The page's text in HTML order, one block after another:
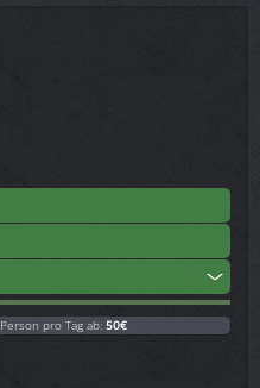
Person pro Tag ab: 50€